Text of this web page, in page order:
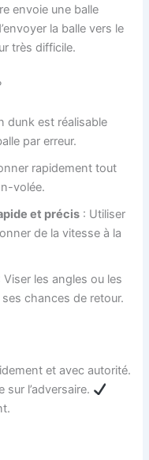
envoie une balle
la balle vers le
très difficile.
dunk est réalisable
par erreur.
rapidement tout
volée.
et précis : Utiliser
de la vitesse à la
Viser les angles ou les
chances de retour.
et avec autorité.
l’adversaire.